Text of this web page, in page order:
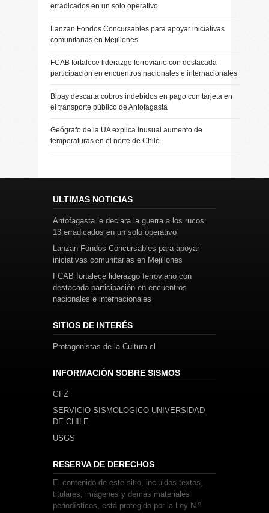
erradicados en un solo operativo
Lanzan Fondos Concursables para apoyar iniciativas
comunitarias en Mejillones
FCAB fortalece liderazgo ferroviario con destacada
participación en encuentros nacionales e internacionales
Bipay descarta cobros indebidos en pago con tarjeta en
el transporte público de Antofagasta
Geógrafo de la UA explica inusual aumento de
temperaturas en el norte de Chile
ULTIMAS NOTICIAS
Antofagasta le declara la guerra a los rucos:
13 erradicados en un solo operativo
Lanzan Fondos Concursables para apoyar
iniciativas comunitarias en Mejillones
FCAB fortalece liderazgo ferroviario con
destacada participación en encuentros
nacionales e internacionales
SITIOS DE INTERÉS
Protagonistas de la Cultura.cl
INFORMACIÓN SOBRE SISMOS
GFZ
SERVICIO SISMOLOGICO UNIVERSIDAD
DE CHILE
USGS
RESERVA DE DERECHOS
El contenido de este sitio, incluidos textos,
titulares, imágenes y demás materiales
periodísticos, está protegido por la Ley N.º